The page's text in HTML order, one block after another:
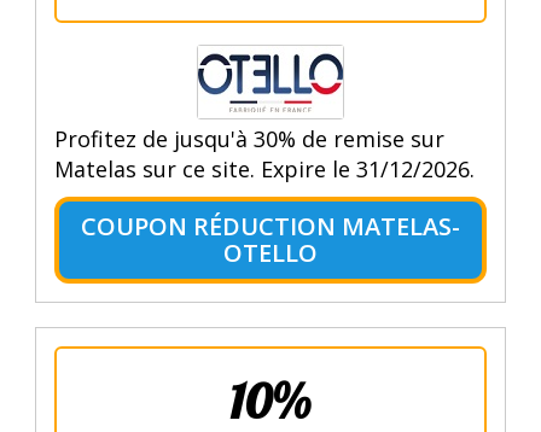
Profitez de jusqu'à 30% de remise sur
Matelas sur ce site. Expire le 31/12/2026.
COUPON RÉDUCTION MATELAS-
OTELLO
10%